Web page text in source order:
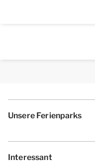
Unsere Ferienparks
Interessant